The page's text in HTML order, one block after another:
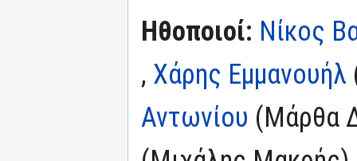
Ηθοποιοί: Νίκος
, Χάρης Εμμανουήλ
Αντωνίου (Μάρθα